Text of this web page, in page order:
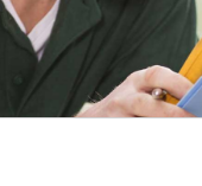
SERVICE
AKTUELLES